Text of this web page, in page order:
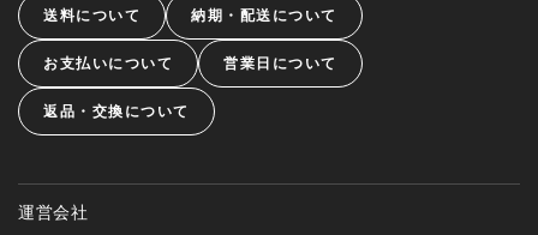
送料について 納期・配送について
お支払いについて 営業日について
返品・交換について
運営会社